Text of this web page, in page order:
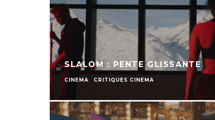
SLALOM : PENTE GLISSANTE
CINEMA CRITIQUES CINEMA